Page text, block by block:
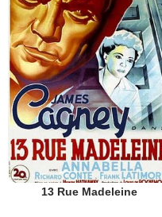
13 Rue Madeleine